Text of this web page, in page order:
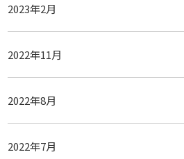
2023年2月
2022年11月
2022年8月
2022年7月